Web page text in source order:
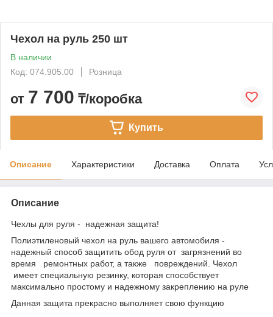
Чехол на руль 250 шт
В наличии
Код: 074.905.00
Розница
от 7 700 ₸/коробка
Купить
Описание Характеристики Доставка Оплата
Описание
Чехлы для руля - надежная защита!
Полиэтиленовый чехол на руль вашего автомобиля -
надежный способ защитить обод руля от загрязнений во
время ремонтных работ, а также повреждений. Чехол
имеет специальную резинку, которая способствует
максимально простому и надежному закреплению на руле
Данная защита прекрасно выполняет свою функцию